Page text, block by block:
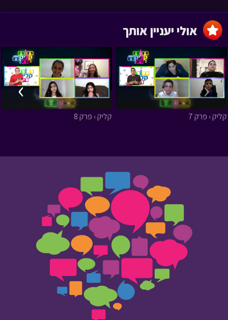
קליק › פרק 7 קליק › פרק 8
‹
›